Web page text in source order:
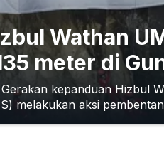
Wathan
meter di
kepanduan Hizbul
melakukan aksi